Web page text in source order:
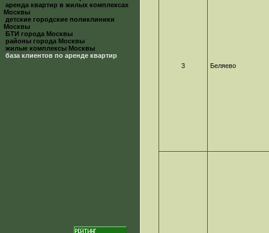
аренда квартир в жилых комплексах
Москвы
детские городские поликлиники
Москвы
БТИ города Москвы
районы города Москвы
жилые комплексы Москвы
база клиентов по аренде квартир
3 Беляево